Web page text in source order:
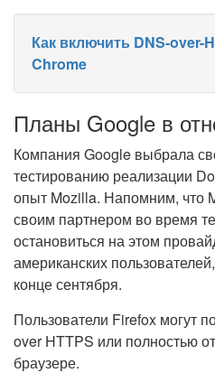
Как включить DNS-over-
Chrome
Планы Google в
Компания Google выбрала
тестированию реализации
опыт Mozilla. Напомним, что
своим партнером во время
остановиться на этом
американских
конце сентября.
Пользователи Firefox могут
over HTTPS или полностью
браузере.